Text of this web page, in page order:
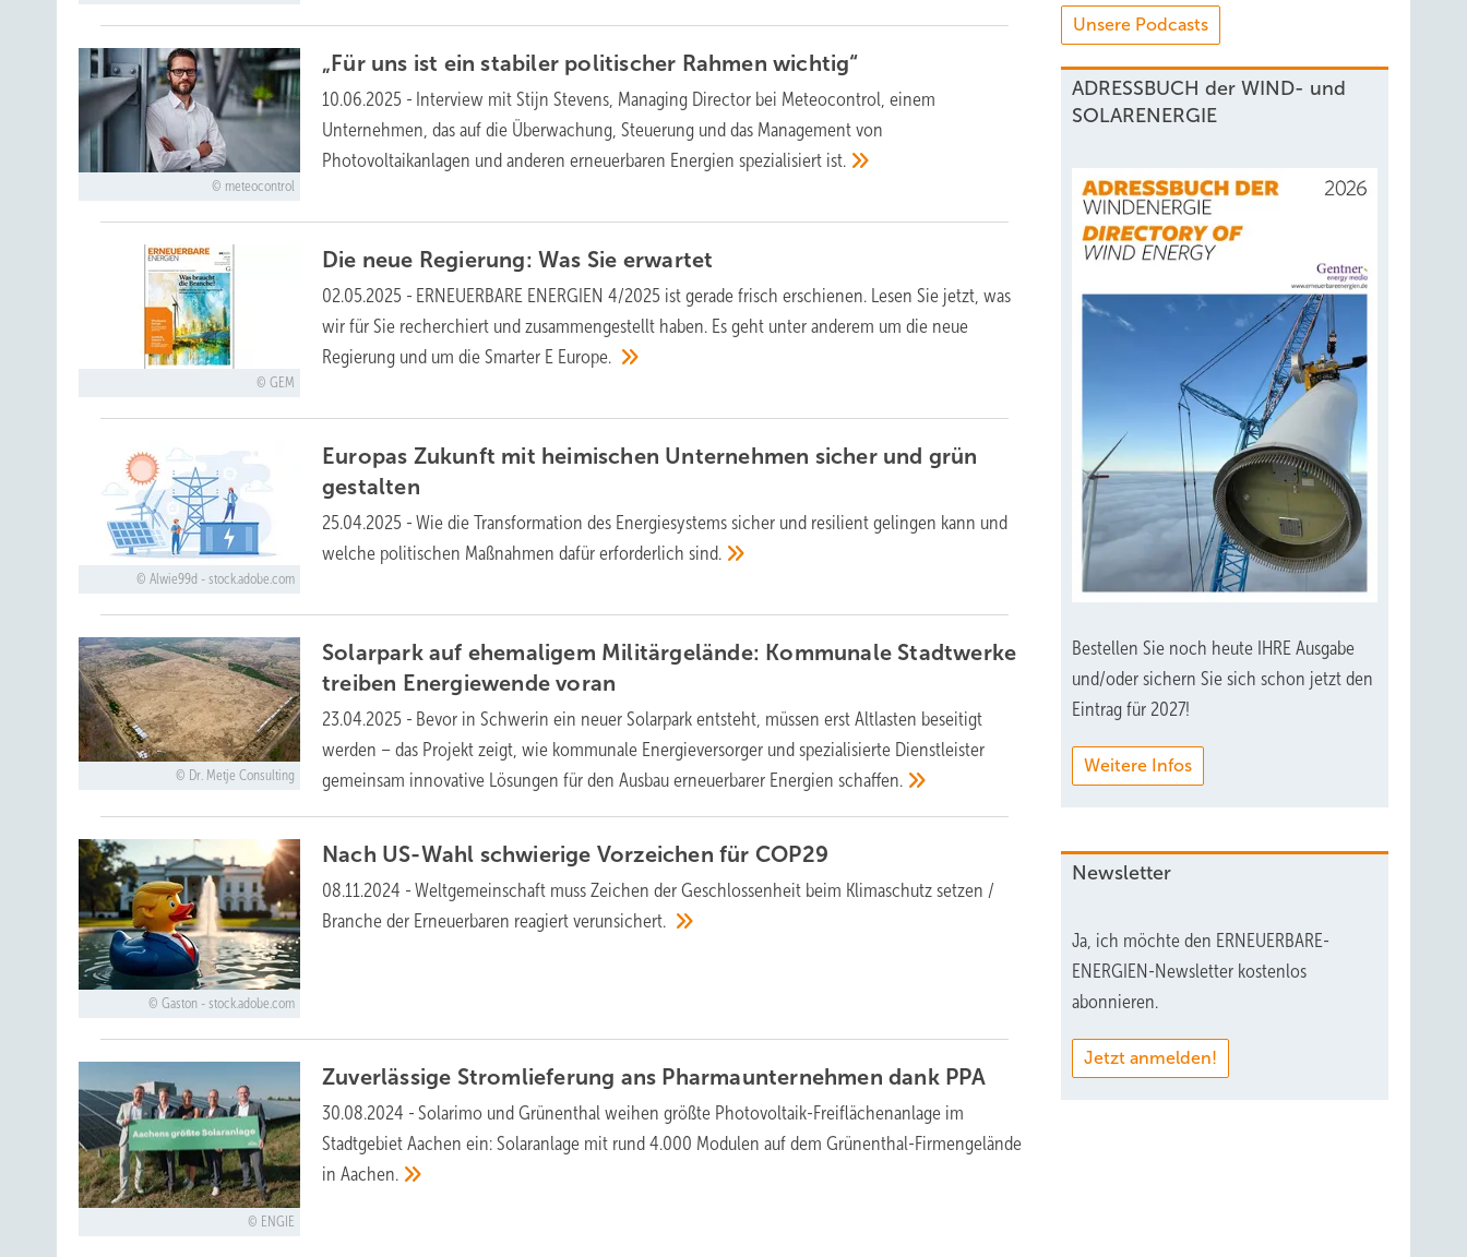
meteocontrol
„Für uns ist ein stabiler politischer Rahmenwichtig“
10.06.2025 - Interview mit Stijn Stevens, Managing Director bei Meteocontrol, einem
Unternehmen, das auf die Überwachung, Steuerung und das Management von
Photovoltaikanlagen und anderen erneuerbaren Energien spezialisiert ist.
GEM
Die neue Regierung: Was Sie erwartet
02.05.2025 - ERNEUERBARE ENERGIEN 4/2025 ist gerade frisch erschienen. Lesen Sie jetzt, was
wir für Sie recherchiert und zusammengestellt haben. Es geht unter anderem um die neue
Regierung und um die Smarter E Europe.
Alwie99d - stock.adobe.com
Europas Zukunft mit heimischen Unternehmen sicher und grün
gestalten
25.04.2025 - Wie die Transformation des Energiesystems sicher und resilient gelingen kann und
welche politischen Maßnahmen dafür erforderlichsind.
Dr. Metje Consulting
Solarpark auf ehemaligem Militärgelände: Kommunale Stadtwerke
treiben Energiewendevoran
23.04.2025 - Bevor in Schwerin ein neuer Solarpark entsteht, müssen erst Altlasten beseitigt
werden – das Projekt zeigt, wie kommunale Energieversorger und spezialisierte Dienstleister
gemeinsam innovative Lösungen für den Ausbau erneuerbarer Energienschaffen.
Gaston - stock.adobe.com
Nach US-Wahl schwierige Vorzeichen für COP29
08.11.2024 - Weltgemeinschaft muss Zeichen der Geschlossenheit beim Klimaschutz setzen /
Branche der Erneuerbaren reagiertverunsichert.
ENGIE
Zuverlässige Stromlieferung ans Pharmaunternehmen dank PPA
30.08.2024 - Solarimo und Grünenthal weihen größte Photovoltaik-Freiflächenanlage im
Stadtgebiet Aachen ein: Solaranlage mit rund 4.000 Modulen auf dem Grünenthal-Firmengelände
inAachen.
Unsere Podcasts
ADRESSBUCH der WIND- und
SOLARENERGIE
Bestellen Sie noch heute IHRE Ausgabe
und/oder sichern Sie sich schon jetzt den
Eintrag für 2027!
Weitere Infos
Newsletter
Ja, ich möchte den ERNEUERBARE-
ENERGIEN-Newsletter kostenlos
abonnieren.
Jetzt anmelden!